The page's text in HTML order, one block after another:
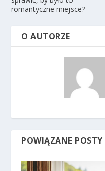
romantyczne miejsce?
O AUTORZE
POWIĄZANE POSTY